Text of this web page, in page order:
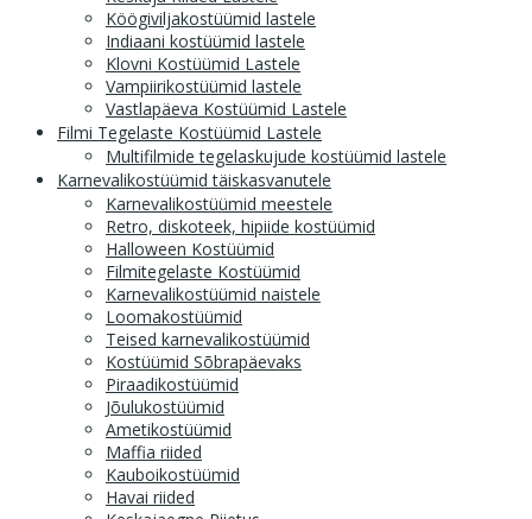
Köögiviljakostüümid lastele
Indiaani kostüümid lastele
Klovni Kostüümid Lastele
Vampiirikostüümid lastele
Vastlapäeva Kostüümid Lastele
Filmi Tegelaste Kostüümid Lastele
Multifilmide tegelaskujude kostüümid lastele
Karnevalikostüümid täiskasvanutele
Karnevalikostüümid meestele
Retro, diskoteek, hipiide kostüümid
Halloween Kostüümid
Filmitegelaste Kostüümid
Karnevalikostüümid naistele
Loomakostüümid
Teised karnevalikostüümid
Kostüümid Sõbrapäevaks
Piraadikostüümid
Jõulukostüümid
Ametikostüümid
Maffia riided
Kauboikostüümid
Havai riided